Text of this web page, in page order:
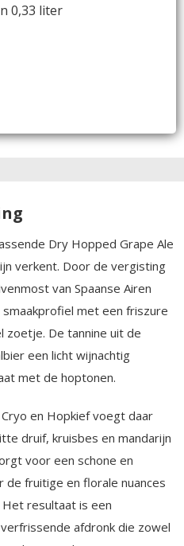
0,33 liter
Dry Hopped Grape Ale
verkent. Door de vergisting
van Spaanse Airen
met een friszure
zoetje. De tannine uit de
een licht wijnachtig
met de hoptonen.
en Hopkief voegt daar
druif, kruisbes en mandarijn
voor een schone en
fruitige en florale nuances
resultaat is een
afdronk die zowel